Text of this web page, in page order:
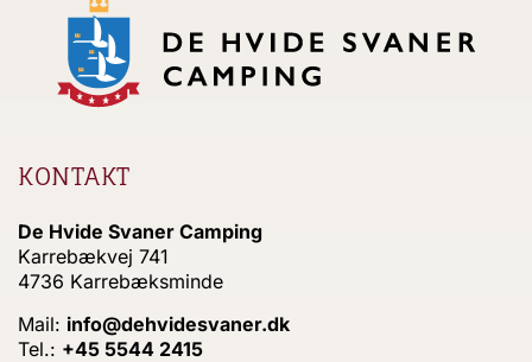
KONTAKT
De Hvide Svaner Camping
Karrebækvej 741
4736 Karrebæksminde
Mail: info@dehvidesvaner.dk
Tel.: +45 5544 2415